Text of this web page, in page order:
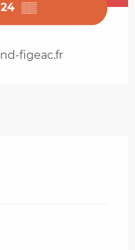
▒▒
figeac.fr